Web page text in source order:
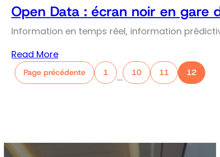
Open Data : écran noir en gare
Information en temps réel, information
Read More
Page précédente 1
…
10 11 12